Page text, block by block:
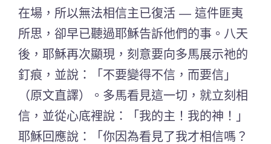
在場，所以無法相信主已復活 — 這件匪夷
所思，卻早已聽過耶穌告訴他們的事。八天
後，耶穌再次顯現，刻意要向多馬展示祂的
釘痕，並說：「不要變得不信，而要信」
（原文直譯）。多馬看見這一切，就立刻相
信，並從心底裡說：「我的主！我的神！」
耶穌回應說：「你因為看見了我才相信嗎？